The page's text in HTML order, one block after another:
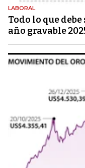
LABORAL
Todo lo que
año gravable